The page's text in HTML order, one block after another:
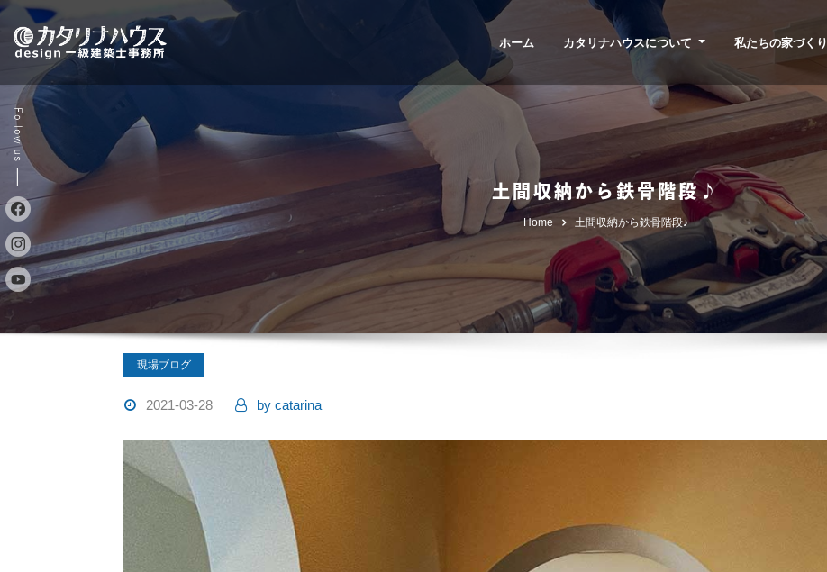
Skip
content
ホーム カタリナハウスについて 私たちの家づくり
土間収納から鉄骨階段♪
Home 土間収納から鉄骨階段♪
現場ブログ
2021-03-28 by catarina